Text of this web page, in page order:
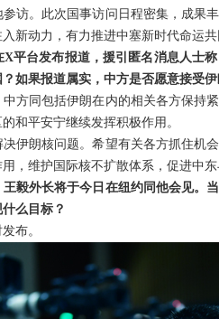
访。此次国事访问日程密集，成果
新动力，有力推进中塞新时代命运共
平台发布报道，援引匿名消息人士
如果报道属实，中方是否愿意接受
方同包括伊朗在内的相关各方保持
和平安宁继续发挥积极作用。
伊朗核问题。希望有关各方抓住机
，维护国际核不扩散体系，促进中东
毅外长将于今日在纽约同他会见。
么目标？
布。